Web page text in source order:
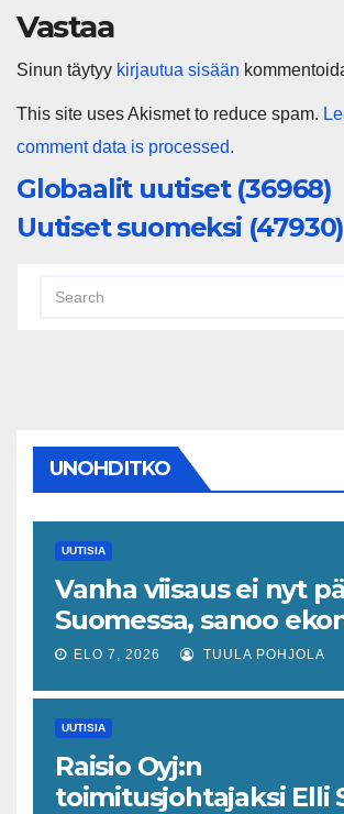
Vastaa
Sinun täytyy kirjautua sisään
This site uses Akismet to reduce spam.
comment data is processed.
Globaalit uutiset (36968)
Uutiset suomeksi (47930)
UNOHDITKO
UUTISIA
Vanha viisaus ei nyt
Suomessa, sanoo
joka odottaa
piristymistä
ELO 7, 2026 TUULA POHJOLA
UUTISIA
Raisio Oyj:n
toimitusjohtajaksi Elli